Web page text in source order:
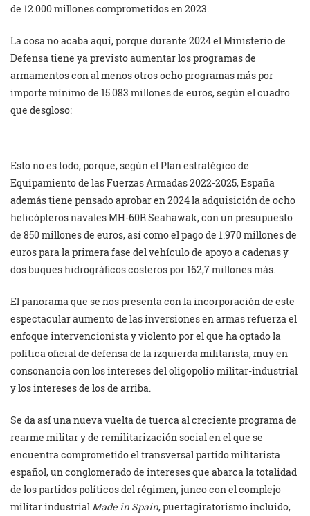
de 12.000 millones comprometidos en 2023.
La cosa no acaba aquí, porque durante 2024 el Ministerio de
Defensa tiene ya previsto aumentar los programas de
armamentos con al menos otros ocho programas más por
importe mínimo de 15.083 millones de euros, según el cuadro
que desgloso:
Esto no es todo, porque, según el Plan estratégico de
Equipamiento de las Fuerzas Armadas 2022-2025, España
además tiene pensado aprobar en 2024 la adquisición de ocho
helicópteros navales MH-60R Seahawak, con un presupuesto
de 850 millones de euros, así como el pago de 1.970 millones de
euros para la primera fase del vehículo de apoyo a cadenas y
dos buques hidrográficos costeros por 162,7 millones más.
El panorama que se nos presenta con la incorporación de este
espectacular aumento de las inversiones en armas refuerza el
enfoque intervencionista y violento por el que ha optado la
política oficial de defensa de la izquierda militarista, muy en
consonancia con los intereses del oligopolio militar-industrial
y los intereses de los de arriba.
Se da así una nueva vuelta de tuerca al creciente programa de
rearme militar y de remilitarización social en el que se
encuentra comprometido el transversal partido militarista
español, un conglomerado de intereses que abarca la totalidad
de los partidos políticos del régimen, junco con el complejo
militar industrialMade in Spain, puertagiratorismo incluido,